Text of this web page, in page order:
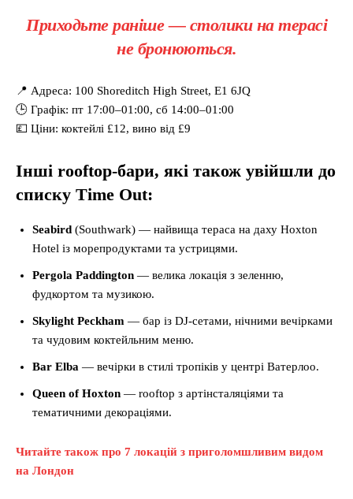
Приходьте раніше — столики на терасі
не бронюються.
📍 Адреса: 100 Shoreditch High Street, E1 6JQ
🕒 Графік: пт 17:00–01:00, сб 14:00–01:00
💷 Ціни: коктейлі £12, вино від £9
Інші rooftop-бари, які також увійшли до
списку Time Out:
Seabird (Southwark) — найвища тераса на даху Hoxton
Hotel із морепродуктами та устрицями.
Pergola Paddington — велика локація з зеленню,
фудкортом та музикою.
Skylight Peckham — бар із DJ-сетами, нічними вечірками
та чудовим коктейльним меню.
Bar Elba — вечірки в стилі тропіків у центрі Ватерлоо.
Queen of Hoxton — rooftop з артінсталяціями та
тематичними декораціями.
Читайте також про 7 локацій з приголомшливим видом
на Лондон